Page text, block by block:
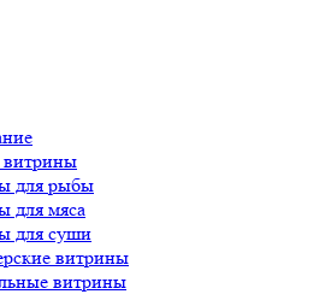
для рыбы
для мяса
для суши
витрины
витрины